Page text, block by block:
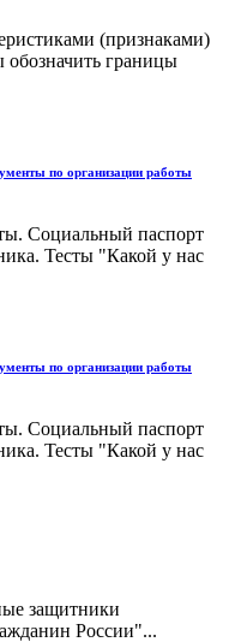
(признаками)
обозначить границы
по организации работы
Социальный паспорт
Тесты "Какой у нас
по организации работы
Социальный паспорт
Тесты "Какой у нас
защитники
России"...